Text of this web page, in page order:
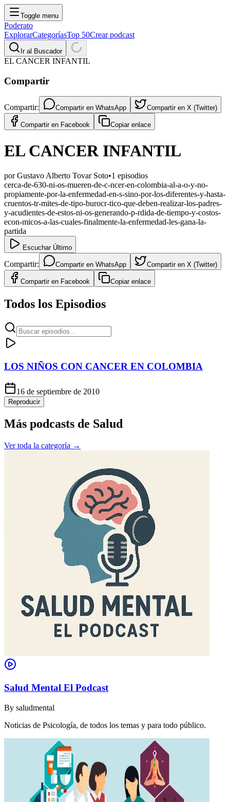
Toggle menu
Poderato
ExplorarCategoríasTop 50Crear podcast
Ir al Buscador
EL CANCER INFANTIL
Compartir
Compartir: Compartir en WhatsApp Compartir en X (Twitter)
Compartir en Facebook Copiar enlace
EL CANCER INFANTIL
porGustavo Alberto Tovar Soto•1 episodios
cerca-de-630-ni-os-mueren-de-c-ncer-en-colombia-al-a-o-y-no-
propiamente-por-la-enfermedad-en-s-sino-por-los-diferentes-y-hasta-
cruentos-tr-mites-de-tipo-burocr-tico-que-deben-realizar-los-padres-
y-acudientes-de-estos-ni-os-generando-p-rdida-de-tiempo-y-costos-
econ-micos-a-las-cuales-finalmente-la-enfermedad-les-gana-la-
partida
Escuchar Último
Compartir: Compartir en WhatsApp Compartir en X (Twitter)
Compartir en Facebook Copiar enlace
Todos los Episodios
LOS NIÑOS CON CANCER EN COLOMBIA
16 de septiembre de 2010
Reproducir
Más podcasts de Salud
Ver toda la categoría →
Salud Mental El Podcast
By saludmental
Noticias de Psicología, de todos los temas y para todo público.